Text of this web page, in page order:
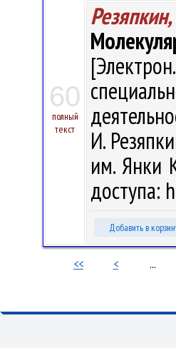
60
полный
текст
И.
им. Янки
доступа:
Добавить в
<< < ...